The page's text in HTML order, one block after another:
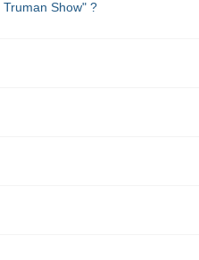
Show" ?